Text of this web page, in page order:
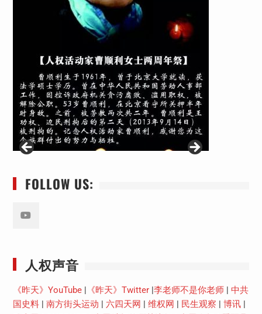
FOLLOW US:
人权声音
《昨天》YouTube| 《昨天》Twitter| 李老师不是你老师| 中共
国史料| 南方街头运动 六四天网 维权网 民生观察 博讯|